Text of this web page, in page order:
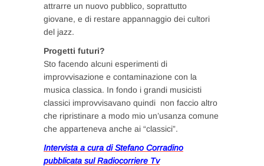
attrarre un nuovo pubblico, soprattutto
giovane, e di restare appannaggio dei cultori
del jazz.
Progetti futuri?
Sto facendo alcuni esperimenti di
improvvisazione e contaminazione con la
musica classica. In fondo i grandi musicisti
classici improvvisavano quindi non faccio altro
che ripristinare a modo mio un’usanza comune
che apparteneva anche ai “classici”.
Intervista a cura di Stefano Corradino
pubblicata sul Radiocorriere Tv